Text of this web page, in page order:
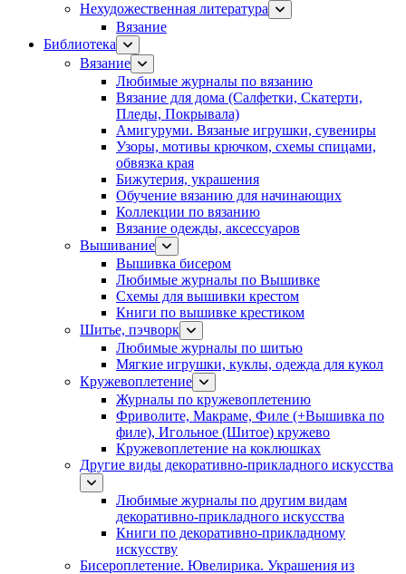
Нехудожественная литература
Вязание
Библиотека
Вязание
Любимые журналы по вязанию
Вязание для дома (Салфетки, Скатерти,
Пледы, Покрывала)
Амигуруми. Вязаные игрушки, сувениры
Узоры, мотивы крючком, схемы спицами,
обвязка края
Бижутерия, украшения
Обучение вязанию для начинающих
Коллекции по вязанию
Вязание одежды, аксессуаров
Вышивание
Вышивка бисером
Любимые журналы по Вышивке
Схемы для вышивки крестом
Книги по вышивке крестиком
Шитье, пэчворк
Любимые журналы по шитью
Мягкие игрушки, куклы, одежда для кукол
Кружевоплетение
Журналы по кружевоплетению
Фриволите, Макраме, Филе (+Вышивка по
филе), Игольное (Шитое) кружево
Кружевоплетение на коклюшках
Другие виды декоративно-прикладного искусства
Любимые журналы по другим видам
декоративно-прикладного искусства
Книги по декоративно-прикладному
искусству
Бисероплетение. Ювелирика. Украшения из